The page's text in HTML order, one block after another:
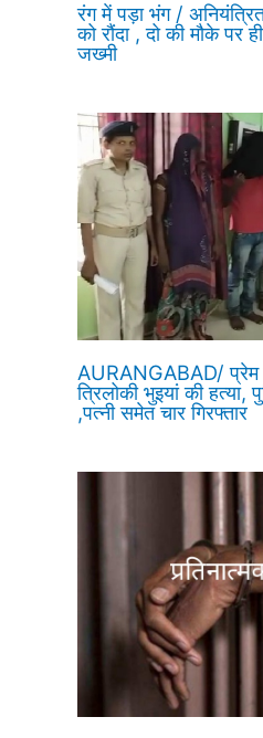
रंग में पड़ा भंग /
को रौंदा , दो की मौके पर
जख्मी
AURANGABAD/ प्रेम
त्रिलोकी भुइयां की
,पत्नी समेत चार गिरफ्तार